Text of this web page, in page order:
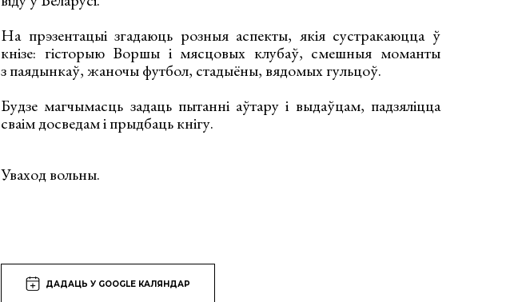
На прэзентацыі згадаюць розныя аспекты, якія сустракаюцца ў
кнізе: гісторыю Воршы і мясцовых клубаў, смешныя моманты
з паядынкаў, жаночы футбол, стадыёны, вядомых гульцоў.
Будзе магчымасць задаць пытанні аўтару і выдаўцам, падзяліцца
сваім досведам і прыдбаць кнігу.
Уваход вольны.
ДАДАЦЬ У GOOGLE КАЛЯНДАР